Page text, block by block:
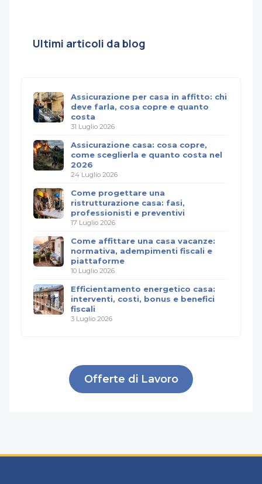
Ultimi articoli da blog
Assicurazione per casa in affitto: chi
deve farla, cosa copre e quanto
costa
31 Luglio 2026
Assicurazione casa: cosa copre,
come sceglierla e quanto costa nel
2026
24 Luglio 2026
Come progettare una
ristrutturazione casa: fasi,
professionisti e preventivi
17 Luglio 2026
Come affittare una casa vacanze:
normativa, adempimenti fiscali e
piattaforme
10 Luglio 2026
Efficientamento energetico casa:
interventi, costi, bonus e benefici
fiscali
3 Luglio 2026
Offerte di Lavoro